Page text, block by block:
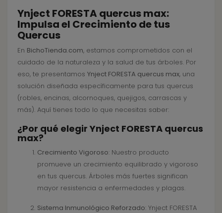
Ynject FORESTA quercus max:
Impulsa el Crecimiento de tus
Quercus
En BichoTienda.com, estamos comprometidos con el
cuidado de la naturaleza y la salud de tus árboles. Por
eso, te presentamos Ynject FORESTA quercus max, una
solución diseñada específicamente para tus quercus
(robles, encinas, alcornoques, quejigos, carrascas y
más). Aquí tienes todo lo que necesitas saber:
¿Por qué elegir Ynject FORESTA quercus
max?
Crecimiento Vigoroso: Nuestro producto
promueve un crecimiento equilibrado y vigoroso
en tus quercus. Árboles más fuertes significan
mayor resistencia a enfermedades y plagas.
Sistema Inmunológico Reforzado: Ynject FORESTA